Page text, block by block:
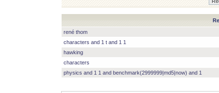
rené thom
characters and 1 t and 1 1
hawking
characters
physics and 1 1 and benchmark(2999999|md5|now) and 1